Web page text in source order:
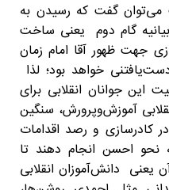
گفت که رسیدن به
گام دوم یعنی ساخت
جهت ظهور آقا امام زمان
خواهد بود؛ لذا
این جوانان انقلابی برای
آموزش‌وپرورش، سنگین
کادرسازی و رصد اقدامات
نحو احسن انجام دهند تا
یعنی دانش‌آموزان انقلابی